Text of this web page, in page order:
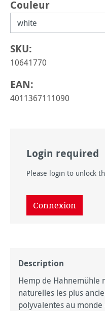
Sélectionnez
Couleur
SKU:
10641770
EAN:
4011367111090
Login required
Please login to unlock
Connexion
Description
Hemp de Hahnemühle
naturelles les plus
polyvalentes au